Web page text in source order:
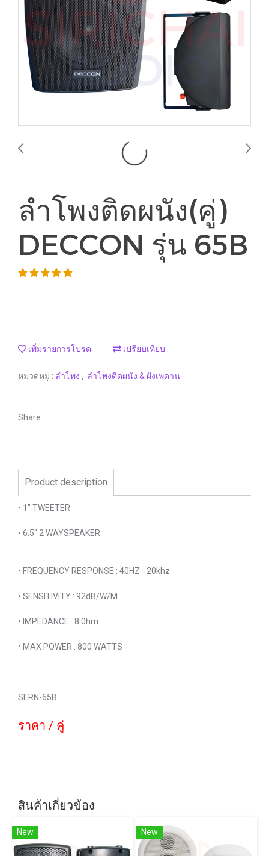
ลำโพงติดผนัง(คู่)
DECCON รุ่น 65B
เพิ่มรายการโปรด เปรียบเทียบ
หมวดหมู่ : ลำโพง , ลำโพงติดผนัง & ฝังเพดาน
Share
Product description
• 1" TWEETER
• 6.5" 2 WAYSPEAKER
• FREQUENCY RESPONSE : 40HZ - 20khz
• SENSITIVITY : 92dB/W/M
• IMPEDANCE : 8 0hm
• MAX POWER : 800 WATTS
SERN-65B
ราคา / คู่
สินค้าเกี่ยวข้อง
New New